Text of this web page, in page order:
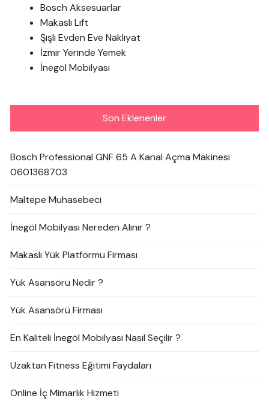
Bosch Aksesuarlar
Makaslı Lift
Şişli Evden Eve Nakliyat
İzmir Yerinde Yemek
İnegöl Mobilyası
Son Eklenenler
Bosch Professional GNF 65 A Kanal Açma Makinesi
0601368703
Maltepe Muhasebeci
İnegöl Mobilyası Nereden Alınır ?
Makaslı Yük Platformu Firması
Yük Asansörü Nedir ?
Yük Asansörü Firması
En Kaliteli İnegöl Mobilyası Nasıl Seçilir ?
Uzaktan Fitness Eğitimi Faydaları
Online İç Mimarlık Hizmeti